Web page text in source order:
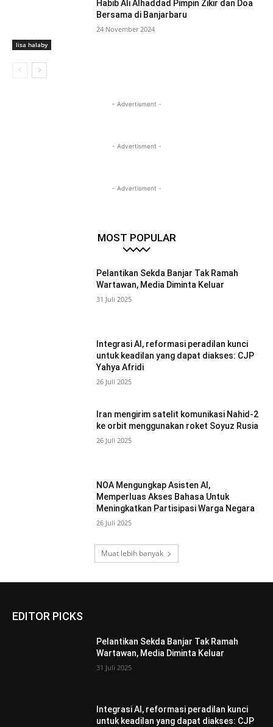
lisa halaby
Habib Ali Alhaddad Pimpin Zikir dan Doa
Bersama di Banjarbaru
24 November 2024
- Advertisment -
- Advertisment -
- Advertisment -
MOST POPULAR
Pelantikan Sekda Banjar Tak Ramah
Wartawan, Media Diminta Keluar
31 Juli 2025
Integrasi AI, reformasi peradilan kunci
untuk keadilan yang dapat diakses: CJP
Yahya Afridi
26 Juli 2025
Iran mengirim satelit komunikasi Nahid-2
ke orbit menggunakan roket Soyuz Rusia
26 Juli 2025
NOA Mengungkap Asisten AI,
Memperluas Akses Bahasa Untuk
Meningkatkan Partisipasi Warga Negara
26 Juli 2025
Muat lebih banyak
EDITOR PICKS
Pelantikan Sekda Banjar Tak Ramah
Wartawan, Media Diminta Keluar
31 Juli 2025
Integrasi AI, reformasi peradilan kunci
untuk keadilan yang dapat diakses: CJP